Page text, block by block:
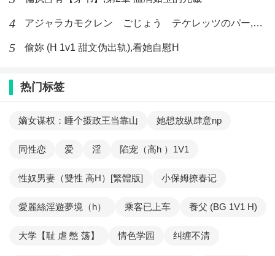
4 アジャラカモクレン ごじょう テケレッツのパー,【No. 42 Rube Goldberg Machine】十四
5 偷妳 (H 1v1 甜文伪出轨),看她自慰H
热门标签
嫡女谋权：睡个摄政王当靠山 她想放纵肆意np
同性恋 爱 淫 陷宠（高h ）1V1
性奴男妻（雙性 高H）[繁體版] 小保姆撩春记
愛麗絲淫遊夢境（h） 乘客已上车 養父 (BG 1V1 H)
大学【耻 虐 憋 荡】 情色学园 纠缠不清